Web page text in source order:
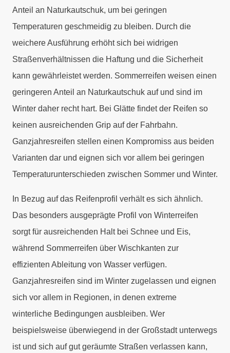
Anteil an Naturkautschuk, um bei geringen
Temperaturen geschmeidig zu bleiben. Durch die
weichere Ausführung erhöht sich bei widrigen
Straßenverhältnissen die Haftung und die Sicherheit
kann gewährleistet werden. Sommerreifen weisen einen
geringeren Anteil an Naturkautschuk auf und sind im
Winter daher recht hart. Bei Glätte findet der Reifen so
keinen ausreichenden Grip auf der Fahrbahn.
Ganzjahresreifen stellen einen Kompromiss aus beiden
Varianten dar und eignen sich vor allem bei geringen
Temperaturunterschieden zwischen Sommer und Winter.
In Bezug auf das Reifenprofil verhält es sich ähnlich.
Das besonders ausgeprägte Profil von Winterreifen
sorgt für ausreichenden Halt bei Schnee und Eis,
während Sommerreifen über Wischkanten zur
effizienten Ableitung von Wasser verfügen.
Ganzjahresreifen sind im Winter zugelassen und eignen
sich vor allem in Regionen, in denen extreme
winterliche Bedingungen ausbleiben. Wer
beispielsweise überwiegend in der Großstadt unterwegs
ist und sich auf gut geräumte Straßen verlassen kann,